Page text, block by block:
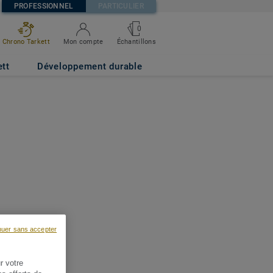
PROFESSIONNEL PARTICULIER
Chrono Tarkett Mon compte
0
Échantillons
Développement durable
votre
sans accepter